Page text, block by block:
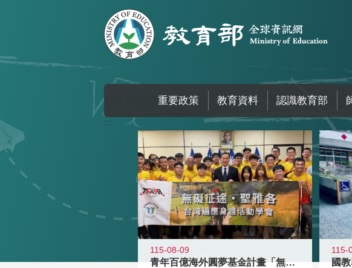
重要政策 教育資料 認識教育部
:::
115-08-09
青年百億海外圓夢基金計畫「無礙征途
115-